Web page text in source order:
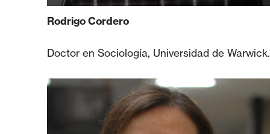
Rodrigo Cordero
Doctor en Sociología, Universidad de Warwick.